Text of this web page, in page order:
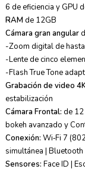
6 de eficiencia y GPU
RAM de 12GB
Cámara gran angular
-Zoom digital de
-Lente de cinco
-Flash True Tone
Grabación de video
estabilización
Cámara Frontal: de
bokeh avanzado y
Conexión: Wi‑Fi 7
simultánea | Bluetooth
Sensores: Face ID |